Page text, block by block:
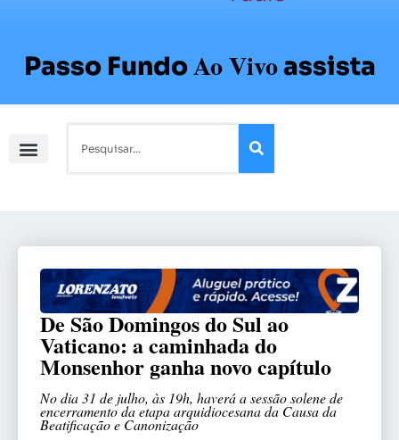
Passo FundoAo Vivoassista
De São Domingos do Sul ao
Vaticano: a caminhada do
Monsenhor ganha novo capítulo
No dia 31 de julho, às 19h, haverá a sessão solene de
encerramento da etapa arquidiocesana da Causa da
Beatificação e Canonização